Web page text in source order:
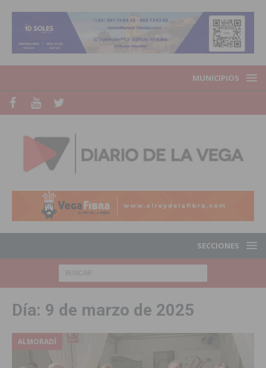
MUNICIPIOS
SECCIONES
Día: 9 de marzo de 2025
ALMORADÍ